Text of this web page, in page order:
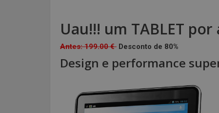
Uau!!! um TABLET por
Antes: 199.00 € Desconto de 80%
Design e performance